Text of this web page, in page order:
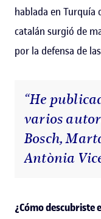
hablada en Turquía
catalán surgió de
por la defensa de
“He
varios
Bosch,
Antònia
¿Cómo descubriste